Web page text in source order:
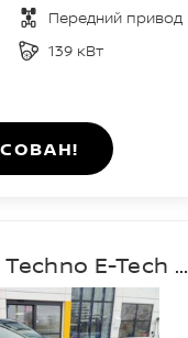
Передний привод
139 кВт
Renault Rafale Techno E-Tech Hybrid 200